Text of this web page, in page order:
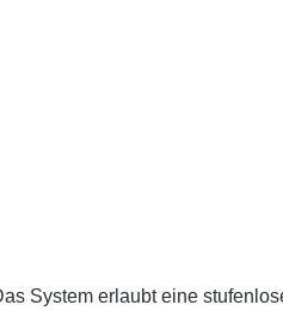
System erlaubt eine